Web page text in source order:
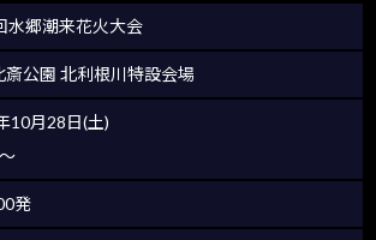
水郷潮来花火大会
斎公園 北利根川特設会場
10月28日(土)
発